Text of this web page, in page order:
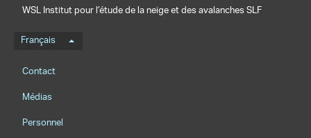
WSL Institut pour l’étude de la neige et des avalanches SLF
Menu de langue
Français
Footernavigation
Contact
Médias
Personnel